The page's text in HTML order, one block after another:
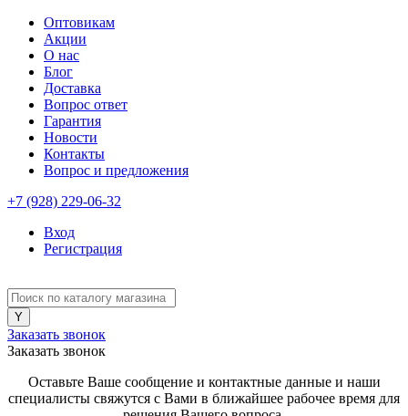
Оптовикам
Акции
О нас
Блог
Доставка
Вопрос ответ
Гарантия
Новости
Контакты
Вопрос и предложения
+7 (928) 229-06-32
Вход
Регистрация
Заказать звонок
Заказать звонок
Оставьте Ваше сообщение и контактные данные и наши
специалисты свяжутся с Вами в ближайшее рабочее время для